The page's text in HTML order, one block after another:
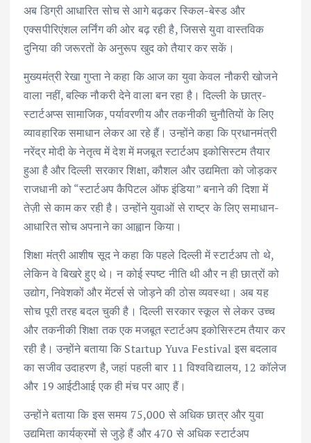
अब डिग्री आधारित सोच से आगे बढ़कर स्किल-बेस्ड और
एक्सपीरिएंशल लर्निंग की ओर बढ़ रही है, जिससे युवा वास्तविक
दुनिया की जरूरतों के अनुरूप खुद को तैयार कर सकें।
मुख्यमंत्री रेखा गुप्ता ने कहा कि आज का युवा केवल नौकरी खोजने
वाला नहीं, बल्कि नौकरी देने वाला बन रहा है। दिल्ली के छात्र-
स्टार्टअप्स सामाजिक, पर्यावरणीय और तकनीकी चुनौतियों के लिए
व्यावहारिक समाधान लेकर आ रहे हैं। उन्होंने कहा कि प्रधानमंत्री
नरेंद्र मोदी के नेतृत्व में देश में मजबूत स्टार्टअप इकोसिस्टम तैयार
हुआ है और दिल्ली सरकार शिक्षा, कौशल और उद्यमिता को जोड़कर
राजधानी को “स्टार्टअप कैपिटल ऑफ इंडिया” बनाने की दिशा में
तेज़ी से काम कर रही है। उन्होंने युवाओं से राष्ट्र के लिए समाधान-
आधारित सोच अपनाने का आह्वान किया।
शिक्षा मंत्री आशीष सूद ने कहा कि पहले दिल्ली में स्टार्टअप तो थे,
लेकिन वे बिखरे हुए थे। न कोई स्पष्ट नीति थी और न ही छात्रों को
उद्योग, निवेशकों और मेंटर्स से जोड़ने की ठोस व्यवस्था। अब यह
सोच पूरी तरह बदल चुकी है। दिल्ली सरकार स्कूल से लेकर उच्च
और तकनीकी शिक्षा तक एक मजबूत स्टार्टअप इकोसिस्टम तैयार कर
रही है। उन्होंने बताया कि Startup Yuva Festival इस बदलाव
का सजीव उदाहरण है, जहां पहली बार 11 विश्वविद्यालय, 12 कॉलेज
और 19 आईटीआई एक ही मंच पर आए हैं।
उन्होंने बताया कि इस समय 75,000 से अधिक छात्र और युवा
उद्यमिता कार्यक्रमों से जुड़े हैं और 470 से अधिक स्टार्टअप